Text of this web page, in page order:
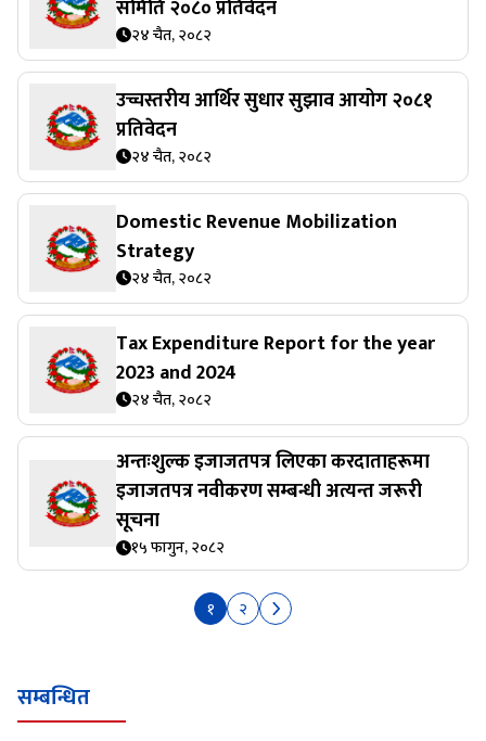
समिति २०८० प्रतिवेदन
२४ चैत, २०८२
उच्चस्तरीय आर्थिर सुधार सुझाव आयोग २०८१
प्रतिवेदन
२४ चैत, २०८२
Domestic Revenue Mobilization
Strategy
२४ चैत, २०८२
Tax Expenditure Report for the year
2023 and 2024
२४ चैत, २०८२
अन्तःशुल्क इजाजतपत्र लिएका करदाताहरूमा
इजाजतपत्र नवीकरण सम्बन्धी अत्यन्त जरूरी
सूचना
१५ फागुन, २०८२
१ २
सम्बन्धित